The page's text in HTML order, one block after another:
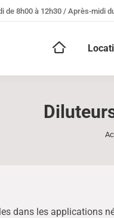
de 8h00 à 12h30 / Après-midi
dans les applications